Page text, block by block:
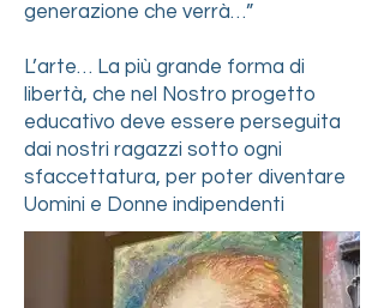
generazione che verrà…”
L’arte… La più grande forma di
libertà, che nel Nostro progetto
educativo deve essere perseguita
dai nostri ragazzi sotto ogni
sfaccettatura, per poter diventare
Uomini e Donne indipendenti